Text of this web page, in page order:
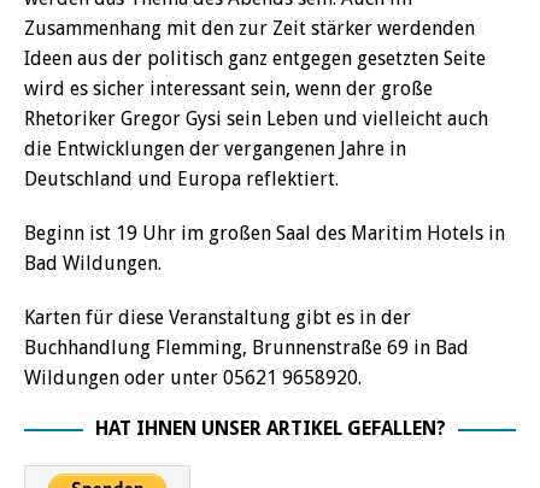
Zusammenhang mit den zur Zeit stärker werdenden
Ideen aus der politisch ganz entgegen gesetzten Seite
wird es sicher interessant sein, wenn der große
Rhetoriker Gregor Gysi sein Leben und vielleicht auch
die Entwicklungen der vergangenen Jahre in
Deutschland und Europa reflektiert.
Beginn ist 19 Uhr im großen Saal des Maritim Hotels in
Bad Wildungen.
Karten für diese Veranstaltung gibt es in der
Buchhandlung Flemming, Brunnenstraße 69 in Bad
Wildungen oder unter 05621 9658920.
HAT IHNEN UNSER ARTIKEL GEFALLEN?